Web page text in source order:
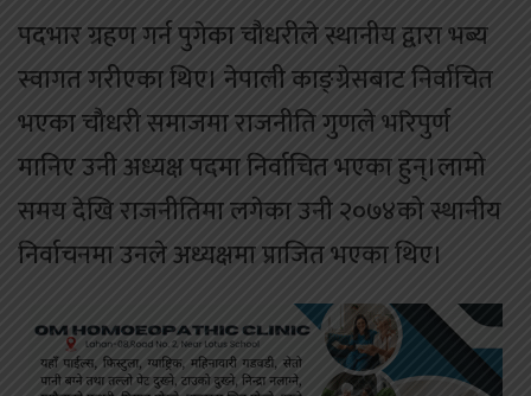
पदभार ग्रहण गर्न पुगेका चौधरीले स्थानीय द्वारा भब्य
स्वागत गरीएका थिए। नेपाली काङ्ग्रेसबाट निर्वाचित
भएका चौधरी समाजमा राजनीति गुणले भरिपुर्ण
मानिए उनी अध्यक्ष पदमा निर्वाचित भएका हुन्।लामो
समय देखि राजनीतिमा लगेका उनी २०७४को स्थानीय
निर्वाचनमा उनले अध्यक्षमा प्राजित भएका थिए।